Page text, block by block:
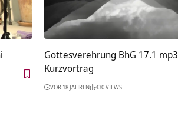
Gottesverehrung BhG 17.1 mp3
Kurzvortrag
VOR 18 JAHREN 430 VIEWS